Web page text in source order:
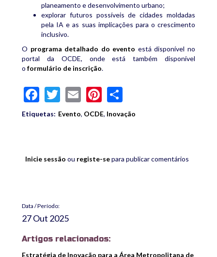
planeamento e desenvolvimento urbano;
explorar futuros possíveis de cidades moldadas
pela IA e as suas implicações para o crescimento
inclusivo.
O programa detalhado do evento está disponível no
portal da OCDE, onde está também disponível
o formulário de inscrição.
Facebook
Twitter
EmailPinterest
Etiquetas: Evento, OCDE, Inovação
Inicie sessão ou registe-separa publicar comentários
Data / Período:
27 Out 2025
Artigos relacionados:
Estratégia de Inovação para a Área Metropolitana de